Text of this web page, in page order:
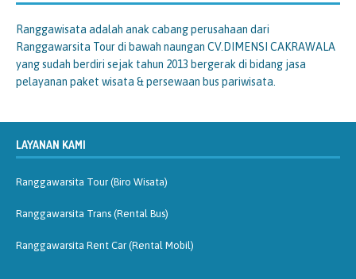
Ranggawisata adalah anak cabang perusahaan dari
Ranggawarsita Tour di bawah naungan CV.DIMENSI CAKRAWALA
yang sudah berdiri sejak tahun 2013 bergerak di bidang jasa
pelayanan paket wisata & persewaan bus pariwisata.
LAYANAN KAMI
Ranggawarsita Tour (Biro Wisata)
Ranggawarsita Trans (Rental Bus)
Ranggawarsita Rent Car (Rental Mobil)